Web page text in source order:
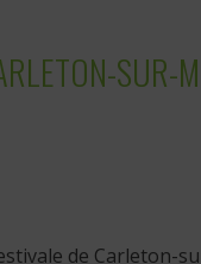
SUR-
de Carleton-